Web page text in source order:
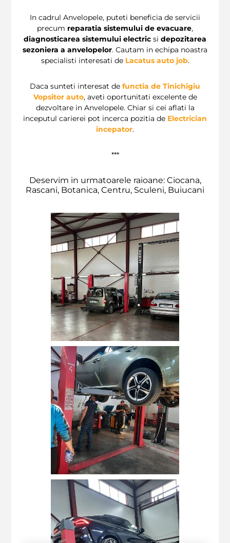
In cadrul Anvelopele, puteti beneficia de servicii
precum reparatia sistemului de evacuare,
diagnosticarea sistemului electric si depozitarea
sezoniera a anvelopelor. Cautam in echipa noastra
specialisti interesati de Lacatus auto job.
Daca sunteti interesat de functia de Tinichigiu
Vopsitor auto, aveti oportunitati excelente de
dezvoltare in Anvelopele. Chiar si cei aflati la
inceputul carierei pot incerca pozitia de Electrician
incepator.
***
Deservim in urmatoarele raioane: Ciocana,
Rascani, Botanica, Centru, Sculeni, Buiucani